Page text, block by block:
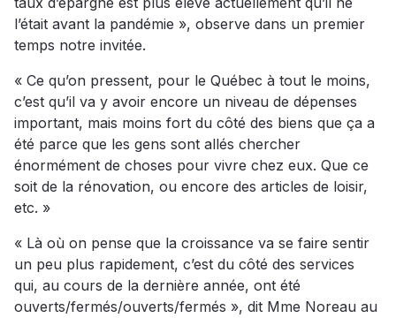
l’était avant la pandémie », observe dans un premier
temps notre invitée.
« Ce qu’on pressent, pour le Québec à tout le moins,
c’est qu’il va y avoir encore un niveau de dépenses
important, mais moins fort du côté des biens que ça a
été parce que les gens sont allés chercher
énormément de choses pour vivre chez eux. Que ce
soit de la rénovation, ou encore des articles de loisir,
etc. »
« Là où on pense que la croissance va se faire sentir
un peu plus rapidement, c’est du côté des services
qui, au cours de la dernière année, ont été
ouverts/fermés/ouverts/fermés », dit Mme Noreau au